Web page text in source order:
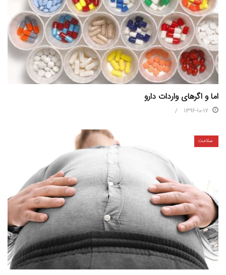
اما و اگرهای واردات دارو
1396-10-17
سلامت